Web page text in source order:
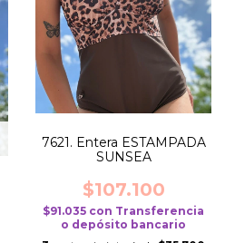
7621. Entera ESTAMPADA
SUNSEA
$107.100
$91.035 con Transferencia
o depósito bancario